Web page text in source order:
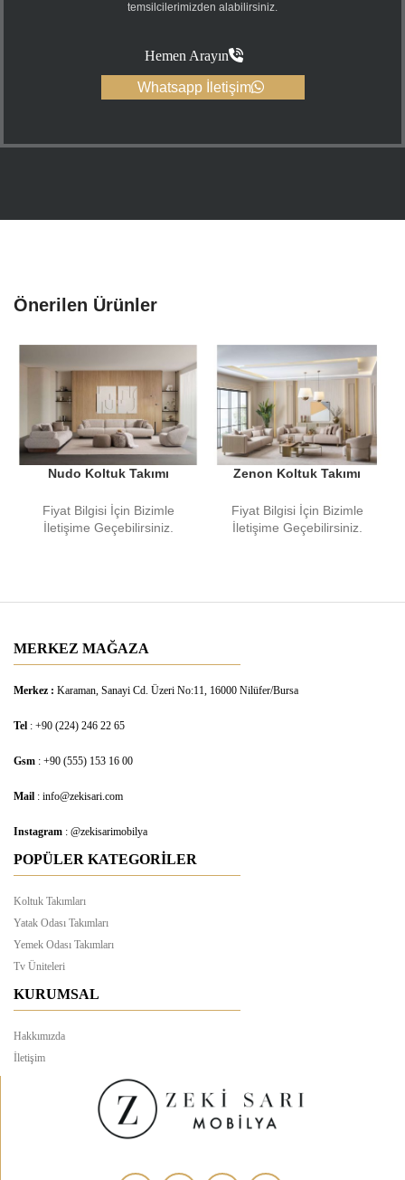
temsilcilerimizden alabilirsiniz.
Hemen Arayın
Whatsapp İletişim
Önerilen Ürünler
Nudo Koltuk Takımı
Fiyat Bilgisi İçin Bizimle
İletişime Geçebilirsiniz.
Zenon Koltuk Takımı
Fiyat Bilgisi İçin Bizimle
İletişime Geçebilirsiniz.
MERKEZ MAĞAZA
Merkez : Karaman, Sanayi Cd. Üzeri No:11, 16000 Nilüfer/Bursa
Tel : +90 (224) 246 22 65
Gsm : +90 (555) 153 16 00
Mail : info@zekisari.com
Instagram : @zekisarimobilya
POPÜLER KATEGORİLER
Koltuk Takımları
Yatak Odası Takımları
Yemek Odası Takımları
Tv Üniteleri
KURUMSAL
Hakkımızda
İletişim